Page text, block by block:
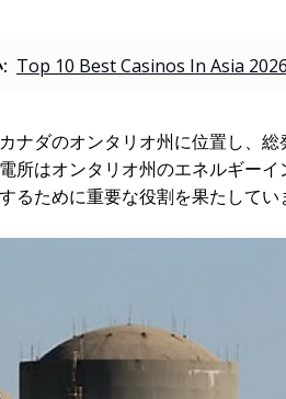
Top 10 Best Casinos In Asia 2026
ナダのオンタリオ州に位置し、
所はオンタリオ州のエネルギー
るために重要な役割を果たしてい